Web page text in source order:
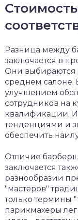
Разница между
заключается в
Они выбираются
среднем салоне.
улучшением
сотрудников на
квалификации.
тенденциями и
обеспечить
Отличие
заключается
разнообразии
"мастеров"
только термины
парикмахеры